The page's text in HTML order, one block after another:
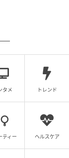
台をもとに、
マとなって
た人も多かっ
しずつ形とな
己表現」「創
タメ トレンド
ティー ヘルスケア